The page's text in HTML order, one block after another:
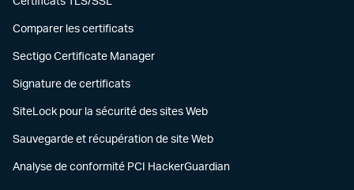
Comparer les certificats
Sectigo Certificate Manager
Signature de certificats
SiteLock pour la sécurité des sites Web
Sauvegarde et récupération de site Web
Analyse de conformité PCI HackerGuardian